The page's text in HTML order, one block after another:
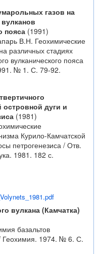
газов на
пояса (1991)
В.Н. Геохимические
различных стадиях
вулканического пояса
№ 1. С. 79-92.
островной дуги и
(1981)
Курило-Камчатской
петрогенезиса / Отв.
1981. 182 с.
вулкана (Камчатка)
базальтов
Геохимия. 1974. № 6. С.